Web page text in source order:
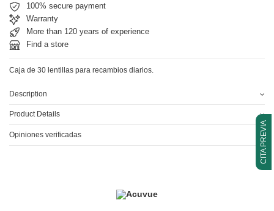
CITA PREVIA
100% secure payment
Warranty
More than 120 years of experience
Find a store
Caja de 30 lentillas para recambios diarios.
Description
Product Details
Opiniones verificadas